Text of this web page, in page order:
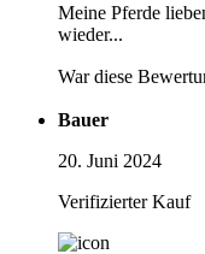
Meine Pferde
wieder...
War diese
Bauer
20. Juni 2024
Verifizierter Kauf